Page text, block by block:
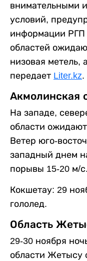
внимательными
условий,
информации РГП
областей
низовая метель,
передает Liter.kz.
Акмолинская
На западе,
области
Ветер юго-
западный днем
порывы 15-20 м/с.
Кокшетау: 29
гололед.
Область
29-30 ноября
области Жетысу